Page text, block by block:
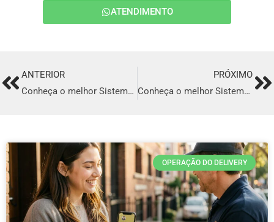
ATENDIMENTO
PrevANTERIOR
Conheça o melhor Sistema para Delivery em Americana
PRÓXIMO
Conheça o melhor Sistema para Delivery em Maracanaú
OPERAÇÃO DO DELIVERY